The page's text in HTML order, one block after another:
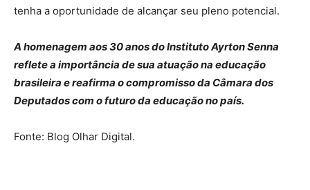
tenha a oportunidade de alcançar seu pleno potencial.
A homenagem aos 30 anos do Instituto Ayrton Senna
reflete a importância de sua atuação na educação
brasileira e reafirma o compromisso da Câmara dos
Deputados com o futuro da educação no país.
Fonte: Blog Olhar Digital.